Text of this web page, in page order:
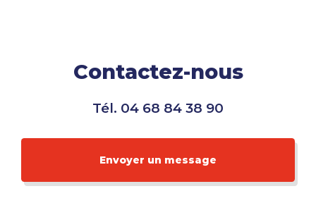
Contactez-nous
Tél. 04 68 84 38 90
Envoyer un message